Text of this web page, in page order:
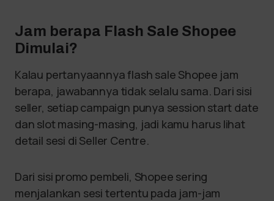
Jam berapa Flash Sale Shopee
Dimulai?
Kalau pertanyaannya flash sale Shopee jam
berapa, jawabannya tidak selalu sama. Dari sisi
seller, setiap campaign punya session start date
dan slot masing-masing, jadi kamu harus lihat
detail sesi di Seller Centre.
Dari sisi promo pembeli, Shopee sering
menjalankan sesi tertentu pada jam-jam